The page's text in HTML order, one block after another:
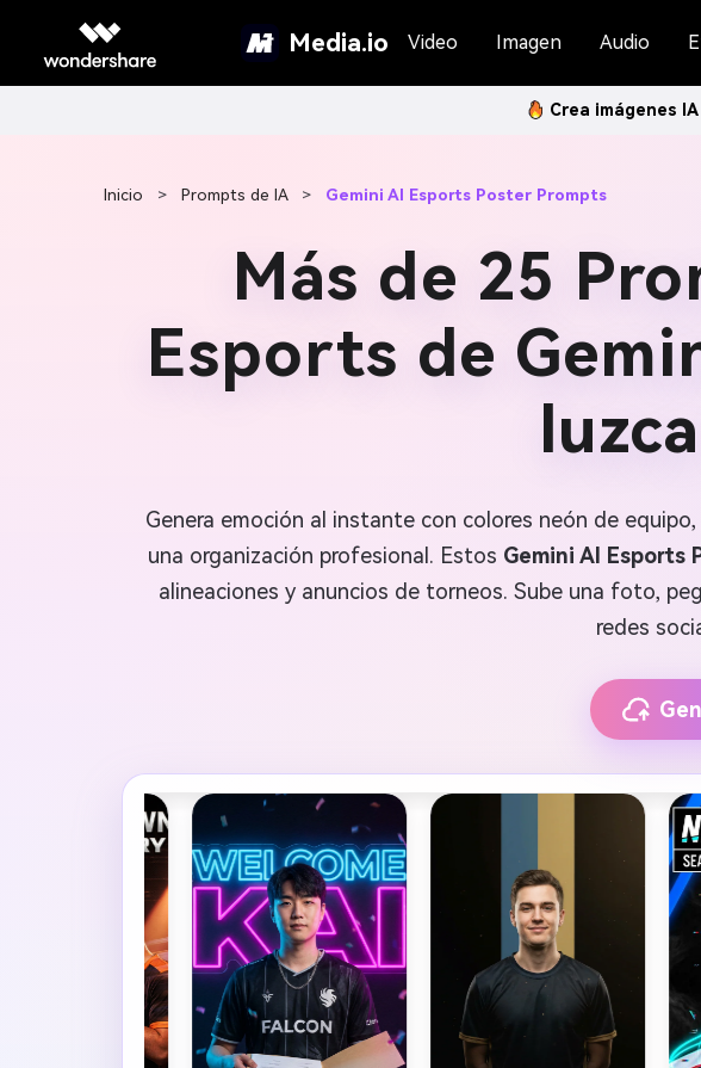
Media.io Video Imagen Audio
Crea imágenes
Inicio > Prompts de IA > Gemini AI Esports Poster Prompts
Más de 25
Esports de
Genera emoción al instante con colores neón de
una organización profesional. Estos Gemini AI Esports
alineaciones y anuncios de torneos. Sube una foto,
redes